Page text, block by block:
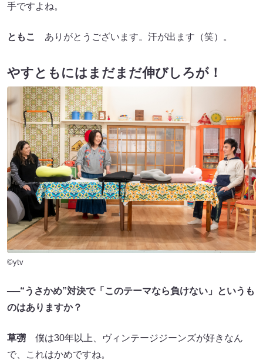
手ですよね。
ともこ ありがとうございます。汗が出ます（笑）。
やすともにはまだまだ伸びしろが！
©ytv
──“うさかめ”対決で「このテーマなら負けない」というも
のはありますか？
草彅 僕は30年以上、ヴィンテージジーンズが好きなん
で、これはかめですね。